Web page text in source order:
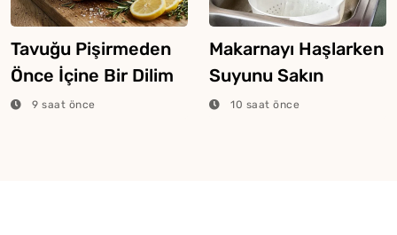
Tavuğu Pişirmeden
Önce İçine Bir Dilim
Limon Atarsanız Ne
9 saat önce
Makarnayı Haşlarken
Suyunu Sakın
Dökmeyin
10 saat önce